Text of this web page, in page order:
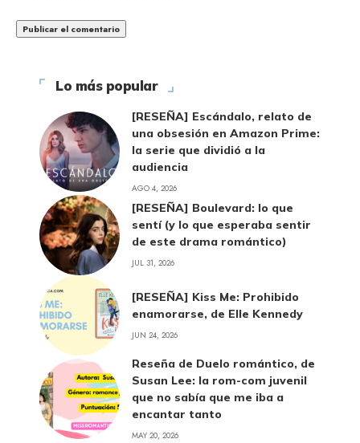
Lo más popular
[RESEÑA] Escándalo, relato de
una obsesión en Amazon Prime:
la serie que dividió a la
audiencia
AGO 4, 2026
[RESEÑA] Boulevard: lo que
sentí (y lo que esperaba sentir
de este drama romántico)
JUL 31, 2026
[RESEÑA] Kiss Me: Prohibido
enamorarse, de Elle Kennedy
JUN 24, 2026
Reseña de Duelo romántico, de
Susan Lee: la rom-com juvenil
que no sabía que me iba a
encantar tanto
MAY 20, 2026